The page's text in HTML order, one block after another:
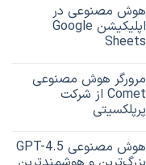
هوش مصنوعی در
اپلیکیشن Google
Sheets
مرورگر هوش مصنوعی
Comet از شرکت
پرپلکسیتی
هوش مصنوعی GPT-4.5